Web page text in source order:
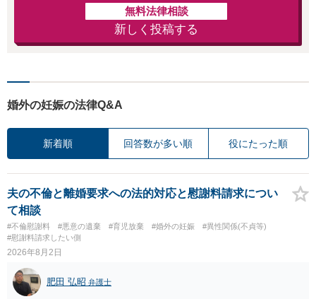
無料法律相談
新しく投稿する
婚外の妊娠の法律Q&A
新着順 回答数が多い順 役にたった順
夫の不倫と離婚要求への法的対応と慰謝料請求につい
て相談
#不倫慰謝料 #悪意の遺棄 #育児放棄 #婚外の妊娠
#異性関係(不貞等)
#慰謝料請求したい側
2026年8月2日
肥田 弘昭 弁護士